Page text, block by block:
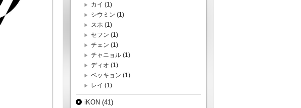
カイ (1)
シウミン (1)
スホ (1)
セフン (1)
チェン (1)
チャニョル (1)
ディオ (1)
ベッキョン (1)
レイ (1)
iKON (41)